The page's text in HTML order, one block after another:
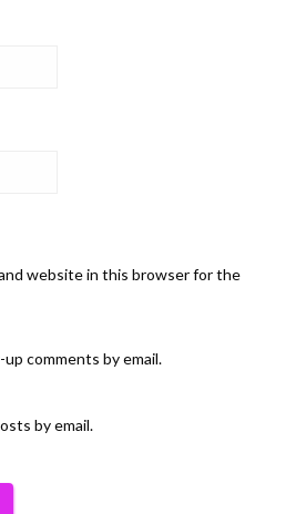
and website in this browser for the
comments by email.
by email.